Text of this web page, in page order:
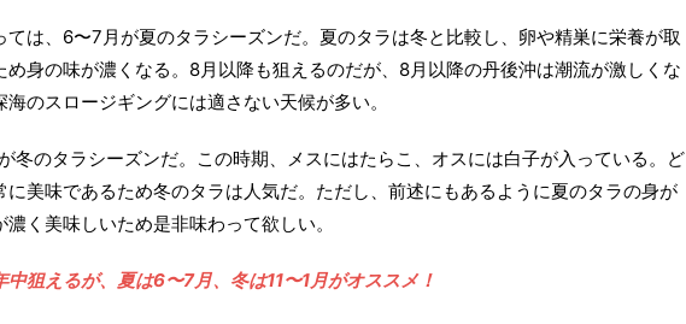
ては、6〜7月が夏のタラシーズンだ。夏のタラは冬と比較し、卵や精巣に栄養が取
め身の味が濃くなる。8月以降も狙えるのだが、8月以降の丹後沖は潮流が激しくな
海のスロージギングには適さない天候が多い。
冬のタラシーズンだ。この時期、メスにはたらこ、オスには白子が入っている。ど
に美味であるため冬のタラは人気だ。ただし、前述にもあるように夏のタラの身が
濃く美味しいため是非味わって欲しい。
狙えるが、夏は6〜7月、冬は11〜1月がオススメ！